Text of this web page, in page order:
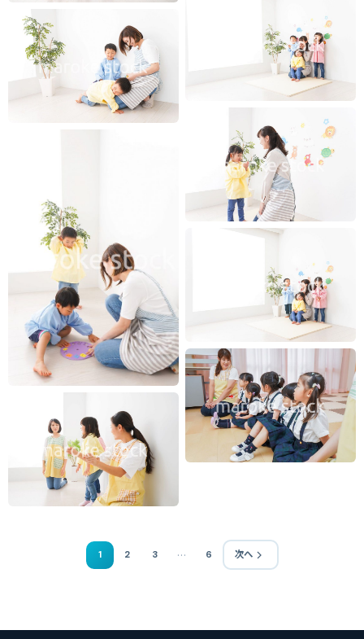
1 2 3 … 6 次へ